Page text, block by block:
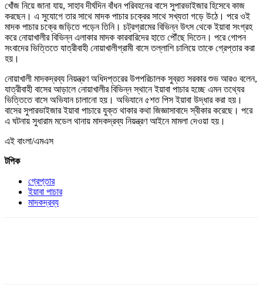
খোঁজ নিয়ে জানা যায়, সাহাব দীর্ঘদিন বাঁধন পরিবহনের বাসে সুপারভাইজার হিসেবে কাজ
করছেন। এ সুযোগে তার সাথে মাদক পাচার চক্রের সাথে সখ্যতা গড়ে উঠে। পরে ওই
মাদক পাচার চক্রে জড়িতে পড়েন তিনি। চট্রগ্রামের বিভিন্ন উৎস থেকে ইয়াবা সংগ্রহ
করে নোয়াখালীর বিভিন্ন এলাকার মাদক কারবারিদের হাতে পৌঁছে দিতেন। পরে গোপন
সংবাদের ভিত্তিতে যাত্রীবাহী নোয়াখালীগ্রামী বাসে তল্লাশি চালিয়ে তাকে গ্রেপ্তার করা
হয়।
নোয়াখালী মাদকদ্রব্য নিয়ন্ত্রণ অধিদপ্তরের উপপরিচালক সুব্রত সরকার শুভ আরও বলেন,
যাত্রীবাহী বাসের আড়ালে নোয়াখালীর বিভিন্ন স্থানে ইয়াবা পাচার হচ্ছে এমন তথ্যের
ভিত্তিতে বাসে অভিযান চালানো হয়। অভিযানে ৫শত পিস ইয়াবা উদ্ধার করা হয়।
বাসের সুপারভাইজার ইয়াবা পাচারে যুক্ত থাকার কথা জিজ্ঞাসাবাদে স্বীকার করেছে। পরে
এ ঘটনায় সুধারাম মডেল থানায় মাদকদ্রব্য নিয়ন্ত্রণ আইনে মামলা দেওয়া হয়।
এই বাংলা/এমএস
টপিক
গ্রেপ্তার
ইয়াবা পাচার
মাদকদ্রব্য